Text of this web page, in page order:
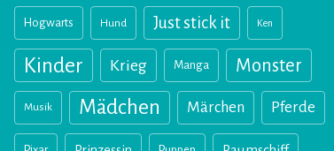
Hogwarts Hund Just stick it Ken
Kinder Krieg Manga Monster
Musik Mädchen Märchen Pferde